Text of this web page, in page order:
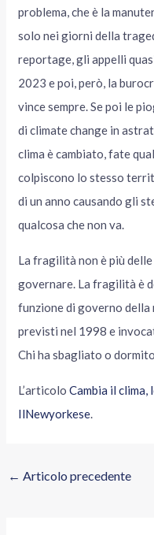
problema, che è la
solo nei giorni della
reportage, gli appelli
2023 e poi, però, la
vince sempre. Se poi le
di climate change in
clima è cambiato, fate
colpiscono lo stesso
di un anno causando gli
qualcosa che non va.
La fragilità non è più delle
governare. La fragilità è
funzione di governo della
previsti nel 1998 e
Chi ha sbagliato o
L’articoloCambia il clima,
IlNewyorkese.
← Articolo precedente